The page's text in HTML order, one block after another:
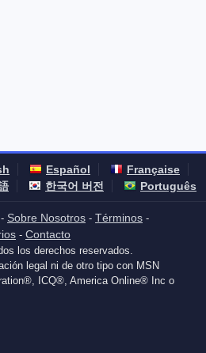
Español
Française
한국어 버전 Português
- Sobre Nosotros - Términos -
- Contacto
los derechos reservados.
legal ni de otro tipo con MSN
ICQ®, America Online® Inc o